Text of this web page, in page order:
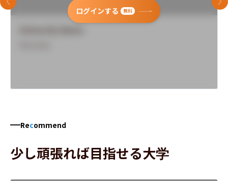
ログインする 無料
前のスライド 次
Recommend
少し頑張れば目指せる大学